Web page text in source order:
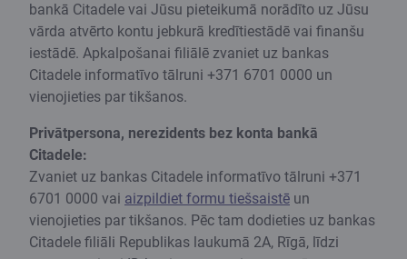
bankā Citadele vai Jūsu pieteikumā norādīto uz Jūsu
vārda atvērto kontu jebkurā kredītiestādē vai finanšu
iestādē. Apkalpošanai filiālē zvaniet uz bankas
Citadele informatīvo tālruni +371 6701 0000 un
vienojieties par tikšanos.
Privātpersona, nerezidents bez konta bankā
Citadele:
Zvaniet uz bankas Citadele informatīvo tālruni +371
6701 0000 vai aizpildiet formu tiešsaistē un
vienojieties par tikšanos. Pēc tam dodieties uz bankas
Citadele filiāli Republikas laukumā 2A, Rīgā, līdzi